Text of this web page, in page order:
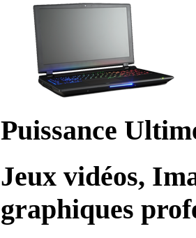
Puissance
Jeux vidéos,
graphiques